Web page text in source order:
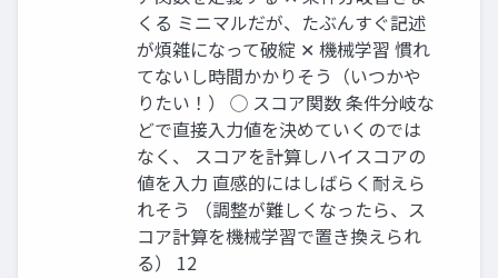
くる ミニマルだが、たぶんすぐ記述
が煩雑になって破綻 ✕ 機械学習 慣れ
てないし時間かかりそう（いつかや
りたい！） ◯ スコア関数 条件分岐な
どで直接入力値を決めていくのでは
なく、 スコアを計算しハイスコアの
値を入力 直感的にはしばらく耐えら
れそう （調整が難しくなったら、ス
コア計算を機械学習で置き換えられ
る） 12